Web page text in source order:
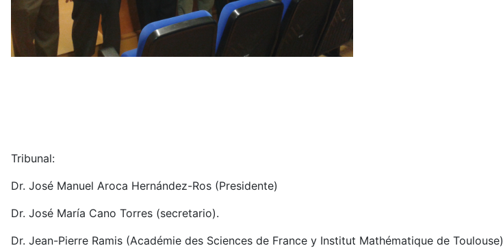
Tribunal:
Dr. José Manuel Aroca Hernández-Ros (Presidente)
Dr. José María Cano Torres (secretario).
Dr. Jean-Pierre Ramis (Académie des Sciences de France y Institut Mathématique de Toulouse)